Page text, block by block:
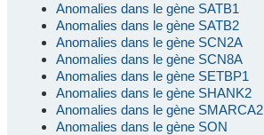
Anomalies dans le gène SATB1
Anomalies dans le gène SATB2
Anomalies dans le gène SCN2A
Anomalies dans le gène SCN8A
Anomalies dans le gène SETBP1
Anomalies dans le gène SHANK2
Anomalies dans le gène SMARCA2
Anomalies dans le gène SON